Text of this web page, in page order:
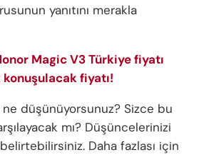
yanıtını merakla
Magic V3 Türkiye fiyatı
fiyatı!
düşünüyorsunuz? Sizce bu
mı? Düşüncelerinizi
Daha fazlası için